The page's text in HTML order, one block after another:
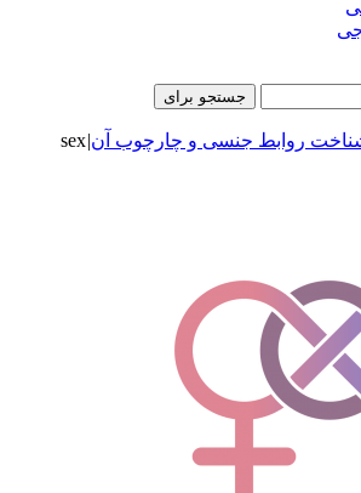
جستجو برای
روابط جنسی و چارچوب آن|
sex